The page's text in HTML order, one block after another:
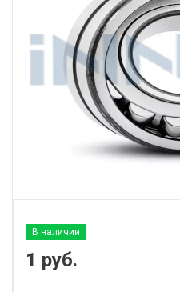
В наличии
1 руб.